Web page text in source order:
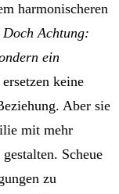
harmonischeren
Doch Achtung:
ein
ersetzen keine
Aber sie
mit mehr
Scheue
zu